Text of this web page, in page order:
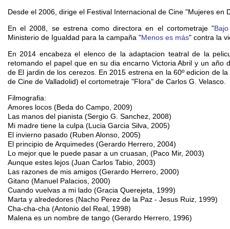
Desde el 2006, dirige el Festival Internacional de Cine "Mujeres en
En el 2008, se estrena como directora en el cortometraje "
Ministerio de Igualdad para la campaña "Menos es más" contra la
En 2014 encabeza el elenco de la adaptacion teatral de la
retomando el papel que en su dia encarno Victoria Abril y un año
de El jardin de los cerezos. En 2015 estrena en la 60º edicion de
de Cine de Valladolid) el cortometraje "Flora" de Carlos G. Velasco.
Filmografia:
Amores locos (Beda do Campo, 2009)
Las manos del pianista (Sergio G. Sanchez, 2008)
Mi madre tiene la culpa (Lucia Garcia Silva, 2005)
El invierno pasado (Ruben Alonso, 2005)
El principio de Arquimedes (Gerardo Herrero, 2004)
Lo mejor que le puede pasar a un cruasan, (Paco Mir, 2003)
Aunque estes lejos (Juan Carlos Tabio, 2003)
Las razones de mis amigos (Gerardo Herrero, 2000)
Gitano (Manuel Palacios, 2000)
Cuando vuelvas a mi lado (Gracia Querejeta, 1999)
Marta y alrededores (Nacho Perez de la Paz - Jesus Ruiz, 1999)
Cha-cha-cha (Antonio del Real, 1998)
Malena es un nombre de tango (Gerardo Herrero, 1996)